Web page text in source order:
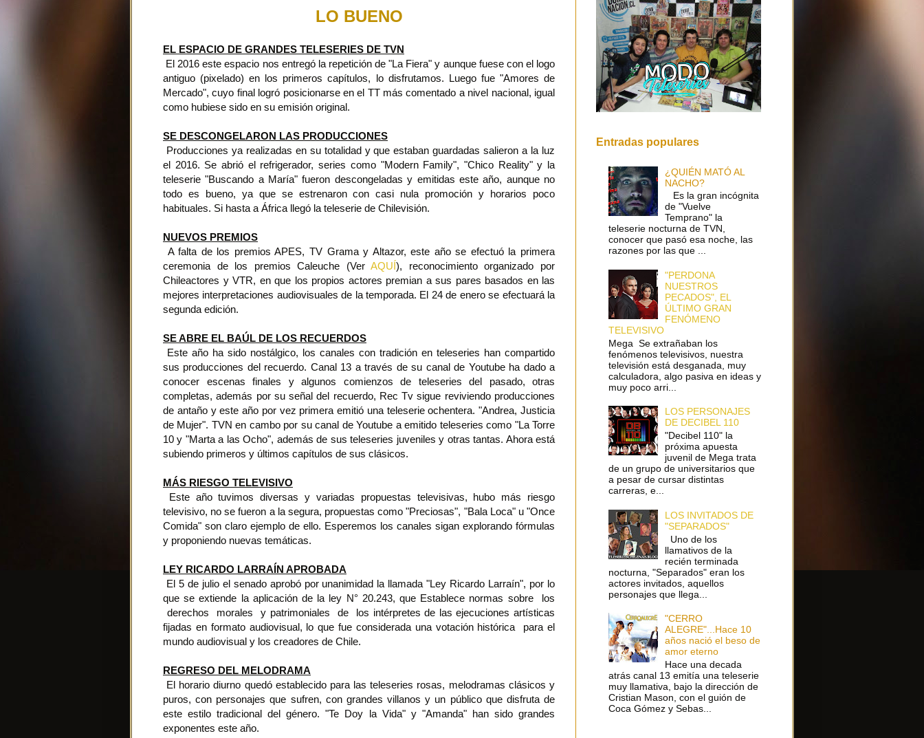
LO BUENO
EL ESPACIO DE GRANDES TELESERIES DE TVN
El 2016 este espacio nos entregó la repetición de "La Fiera" y aunque fuese con el logo
antiguo (pixelado) en los primeros capítulos, lo disfrutamos. Luego fue "Amores de
Mercado", cuyo final logró posicionarse en el TT más comentado a nivel nacional, igual
como hubiese sido en su emisión original.
SE DESCONGELARON LAS PRODUCCIONES
Producciones ya realizadas en su totalidad y que estaban guardadas salieron a la luz
el 2016. Se abrió el refrigerador, series como "Modern Family", "Chico Reality" y la
teleserie "Buscando a María" fueron descongeladas y emitidas este año, aunque no
todo es bueno, ya que se estrenaron con casi nula promoción y horarios poco
habituales. Si hasta a África llegó la teleserie de Chilevisión.
NUEVOS PREMIOS
A falta de los premios APES, TV Grama y Altazor, este año se efectuó la primera
ceremonia de los premios Caleuche (VerAQUÍ), reconocimiento organizado por
Chileactores y VTR, en que los propios actores premian a sus pares basados en las
mejores interpretaciones audiovisuales de la temporada. El 24 de enero se efectuará la
segunda edición.
SE ABRE EL BAÚL DE LOS RECUERDOS
Este año ha sido nostálgico, los canales con tradición en teleseries han compartido
sus producciones del recuerdo. Canal 13 a través de su canal de Youtube ha dado a
conocer escenas finales y algunos comienzos de teleseries del pasado, otras
completas, además por su señal del recuerdo, Rec Tv sigue reviviendo producciones
de antaño y este año por vez primera emitió una teleserie ochentera. "Andrea, Justicia
de Mujer". TVN en cambo por su canal de Youtube a emitido teleseries como "La Torre
10 y "Marta a las Ocho", además de sus teleseries juveniles y otras tantas. Ahora está
subiendo primeros y últimos capítulos de sus clásicos.
MÁS RIESGO TELEVISIVO
Este año tuvimos diversas y variadas propuestas televisivas, hubo más riesgo
televisivo, no se fueron a la segura, propuestas como "Preciosas", "Bala Loca" u "Once
Comida" son claro ejemplo de ello. Esperemos los canales sigan explorando fórmulas
y proponiendo nuevas temáticas.
LEY RICARDO LARRAÍN APROBADA
El 5 de julio el senado aprobó por unanimidad la llamada "Ley Ricardo Larraín", por lo
que se extiende la aplicación de la ley N° 20.243, que Establece normas sobre los
derechos morales y patrimoniales de los intérpretes de las ejecuciones artísticas
fijadas en formato audiovisual, lo que fue considerada una votación histórica para el
mundo audiovisual y los creadores de Chile.
REGRESO DEL MELODRAMA
El horario diurno quedó establecido para las teleseries rosas, melodramas clásicos y
puros, con personajes que sufren, con grandes villanos y un público que disfruta de
este estilo tradicional del género. "Te Doy la Vida" y "Amanda" han sido grandes
exponentes este año.
Entradas populares
¿QUIÉN MATÓ AL
NACHO?
Es la gran incógnita
de "Vuelve
Temprano" la
teleserie nocturna de TVN,
conocer que pasó esa noche, las
razones por las que ...
"PERDONA
NUESTROS
PECADOS", EL
ÚLTIMO GRAN
FENÓMENO
TELEVISIVO
Mega Se extrañaban los
fenómenos televisivos, nuestra
televisión está desganada, muy
calculadora, algo pasiva en ideas y
muy poco arri...
LOS PERSONAJES
DE DECIBEL 110
"Decibel 110" la
próxima apuesta
juvenil de Mega trata
de un grupo de universitarios que
a pesar de cursar distintas
carreras, e...
LOS INVITADOS DE
"SEPARADOS"
Uno de los
llamativos de la
recién terminada
nocturna, "Separados" eran los
actores invitados, aquellos
personajes que llega...
"CERRO
ALEGRE"...Hace 10
años nació el beso de
amor eterno
Hace una decada
atrás canal 13 emitía una teleserie
muy llamativa, bajo la dirección de
Cristian Mason, con el guión de
Coca Gómez y Sebas...